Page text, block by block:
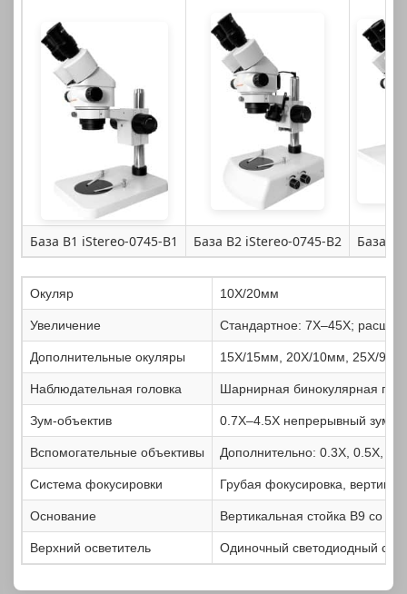
База B1 iStereo-0745-B1 База B2 iStereo-0745-B2 База
Окуляр 10X/20мм
Увеличение Стандартное: 7X–45X;
Дополнительные окуляры 15X/15мм, 20X/10мм, 25X/
Наблюдательная головка Шарнирная бинокулярная
Зум-объектив 0.7X–4.5X непрерывный зум,
Вспомогательные объективы Дополнительно: 0.3X, 0.5X,
Система фокусировки Грубая фокусировка,
Основание Вертикальная стойка B9 со
Верхний осветитель Одиночный светодиодный